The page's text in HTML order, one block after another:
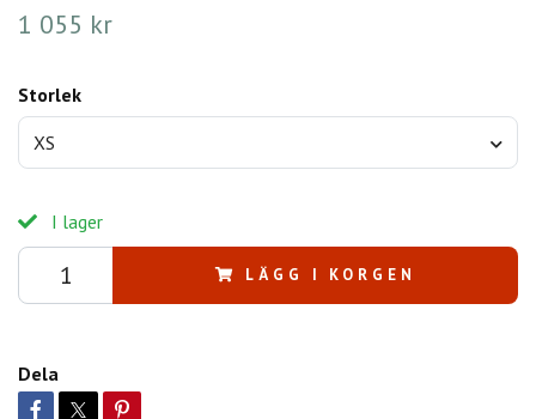
1 055 kr
Storlek
XS
I lager
LÄGG I KORGEN
Dela